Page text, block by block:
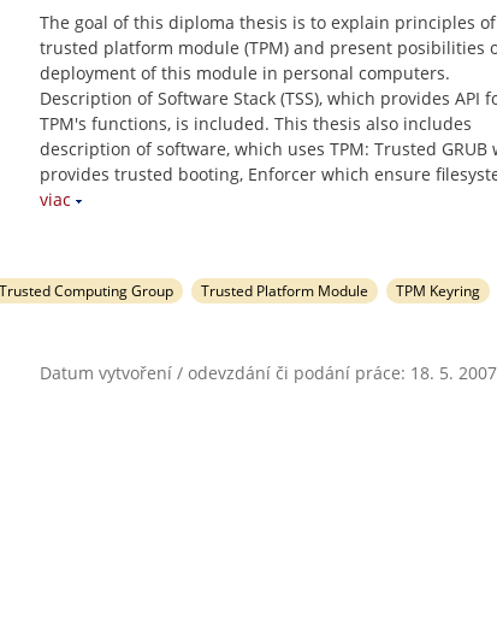
The goal of this diploma thesis is to explain principles
trusted platform module (TPM) and present posibilities
deployment of this module in personal computers.
Description of Software Stack (TSS), which provides API
TPM's functions, is included. This thesis also includes
description of software, which uses TPM: Trusted GRUB
provides trusted booting, Enforcer which ensure
viac
Trusted Computing Group Trusted Platform Module
TPM Keyring
Datum vytvoření / odevzdání či podání práce: 18. 5. 2007